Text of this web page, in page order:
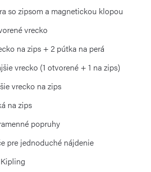
so zipsom a magnetickou klopou
vrecko
na zips + 2 pútka na perá
vrecko (1 otvorené + 1 na zips)
vrecko na zips
na zips
popruhy
pre jednoduché nájdenie